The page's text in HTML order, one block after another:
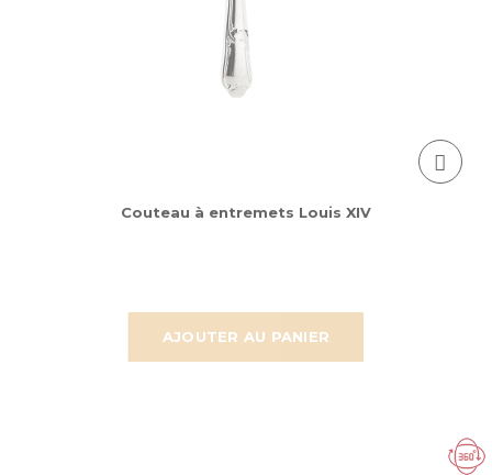
AJOUTER AU PANIER
Couteau à entremets Louis XIV